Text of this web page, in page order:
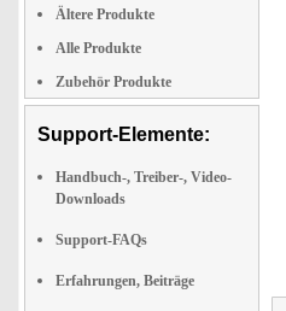
Ältere Produkte
Alle Produkte
Zubehör Produkte
Support-Elemente:
Handbuch-, Treiber-, Video-
Downloads
Support-FAQs
Erfahrungen, Beiträge